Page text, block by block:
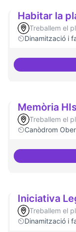
Habitar la
Treballem el
Dinamització i
Memòria
Treballem el
Canòdrom
Iniciativa
Treballem el
Dinamització i